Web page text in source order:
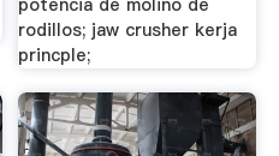
potencia de molino de
rodillos; jaw crusher kerja
princple;